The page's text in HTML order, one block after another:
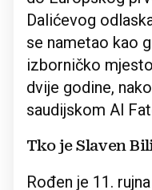
Dalićevog
se nametao kao
izborničko
dvije godine,
saudijskom Al
Tko je Slaven
Rođen je 11.